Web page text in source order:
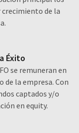
de la
Éxito
se remuneran en
la empresa. Con
captados y/o
en equity.